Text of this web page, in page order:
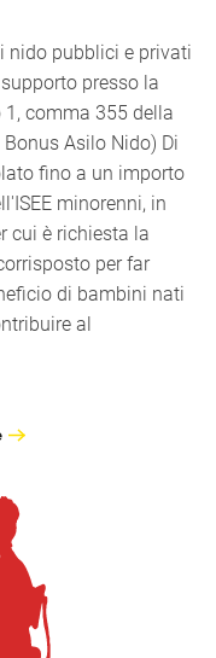
nido pubblici e privati
presso la
comma 355 della
Asilo Nido) Di
fino a un importo
minorenni, in
cui è richiesta la
per far
di bambini nati
al